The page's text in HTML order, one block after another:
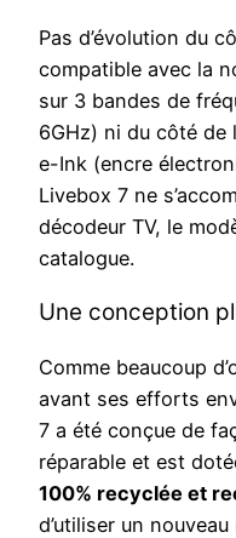
Pas d’évolution du
compatible avec la
sur 3 bandes de
6GHz) ni du côté de
e-Ink (encre
Livebox 7 ne
décodeur TV, le
catalogue.
Une conception
Comme beaucoup
avant ses efforts
7 a été conçue de
réparable et est
100% recyclée et
d’utiliser un